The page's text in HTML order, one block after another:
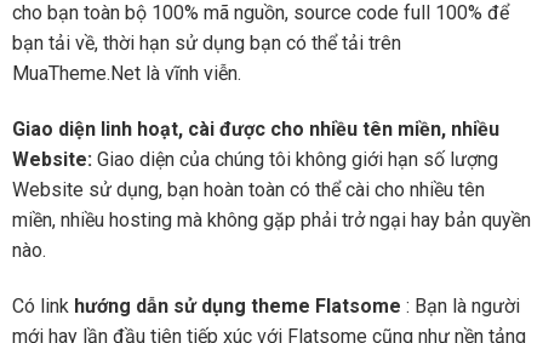
cho bạn toàn bộ 100% mã nguồn, source code full 100% để
bạn tải về, thời hạn sử dụng bạn có thể tải trên
MuaTheme.Net là vĩnh viễn.
Giao diện linh hoạt, cài được cho nhiều tên miền, nhiều
Website: Giao diện của chúng tôi không giới hạn số lượng
Website sử dụng, bạn hoàn toàn có thể cài cho nhiều tên
miền, nhiều hosting mà không gặp phải trở ngại hay bản quyền
nào.
Có link hướng dẫn sử dụng theme Flatsome : Bạn là người
mới hay lần đầu tiên tiếp xúc với Flatsome cũng như nền tảng